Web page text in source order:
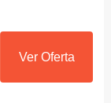
Ver Oferta